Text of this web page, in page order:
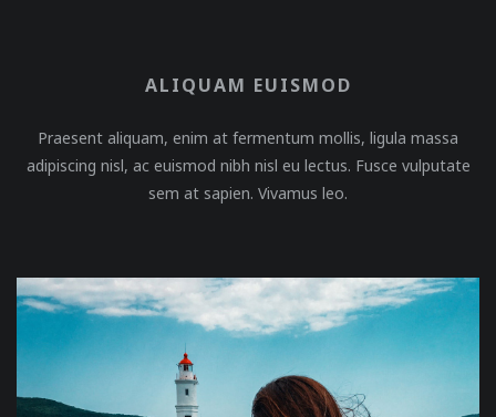
ALIQUAM EUISMOD
Praesent aliquam, enim at fermentum mollis, ligula massa
adipiscing nisl, ac euismod nibh nisl eu lectus. Fusce vulputate
sem at sapien. Vivamus leo.